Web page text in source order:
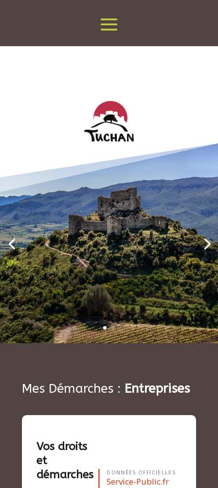
Mes Démarches : Entreprises
Vos droits
et
démarches
DONNÉES OFFICIELLES
Service-Public.fr